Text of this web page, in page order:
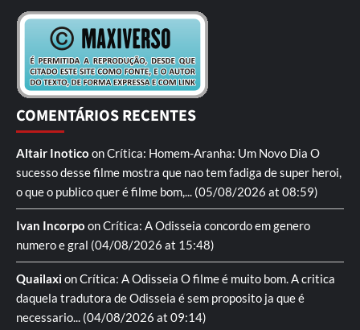
COMENTÁRIOS RECENTES
Altair Inotico onCrítica: Homem-Aranha: Um Novo Dia O
sucesso desse filme mostra que nao tem fadiga de super heroi,
o que o publico quer é filme bom,... (05/08/2026 at 08:59)
Ivan Incorpo onCrítica: A Odisseia concordo em genero
numero e gral (04/08/2026 at 15:48)
QuailaxionCrítica: A Odisseia O filme é muito bom. A critica
daquela tradutora de Odisseia é sem proposito ja que é
necessario... (04/08/2026 at 09:14)